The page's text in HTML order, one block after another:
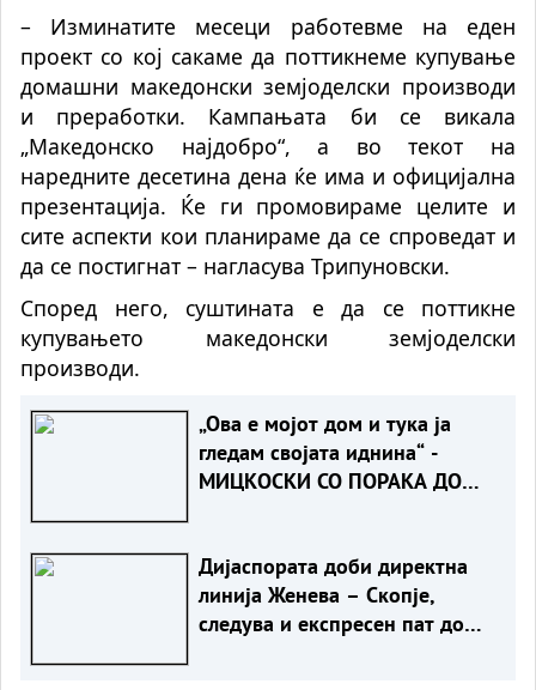
– Изминатите месеци работевме на еден
проект со кој сакаме да поттикнеме купување
домашни македонски земјоделски производи
и преработки. Кампањата би се викала
„Македонско најдобро“, а во текот на
наредните десетина дена ќе има и официјална
презентација. Ќе ги промовираме целите и
сите аспекти кои планираме да се спроведат и
да се постигнат – нагласува Трипуновски.
Според него, суштината е да се поттикне
купувањето македонски земјоделски
производи.
„Ова е мојот дом и тука ја
гледам својата иднина“ -
МИЦКОСКИ СО ПОРАКА ДО
Дијаспората доби директна
линија Женева – Скопје,
следува и експресен пат до